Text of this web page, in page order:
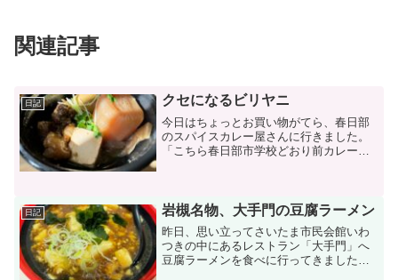
関連記事
日記 クセになるビリヤニ
今日はちょっとお買い物がてら、春日部
のスパイスカレー屋さんに行きました。
「こちら春日部市学校どおり前カレー
子チキンビリヤニを注文。あ...
日記 岩槻名物、大手門の豆腐ラーメン
昨日、思い立ってさいたま市民会館いわ
つきの中にあるレストラン「大手門」へ
豆腐ラーメンを食べに行ってきました。